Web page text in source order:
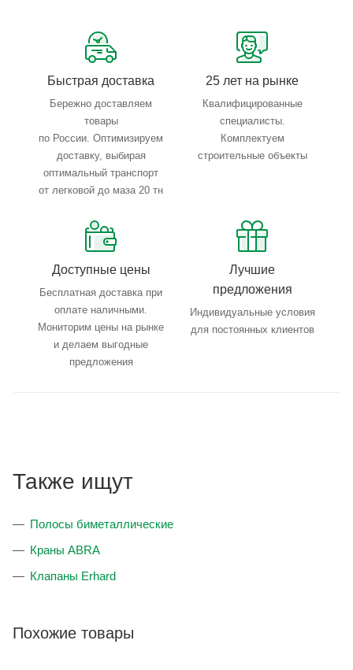
Тройной весовой контроль: въезд, погрузка, выезд
Быстрая доставка
Бережно доставляем
товары
по России. Оптимизируем
доставку, выбирая
оптимальный транспорт
от легковой до маза 20 тн
25 лет на рынке
Квалифицированные
специалисты.
Комплектуем
строительные объекты
Доступные цены
Бесплатная доставка при
оплате наличными.
Мониторим цены на рынке
и делаем выгодные
предложения
Лучшие
предложения
Индивидуальные условия
для постоянных клиентов
Также ищут
Полосы биметаллические
Краны ABRA
Клапаны Erhard
Похожие товары